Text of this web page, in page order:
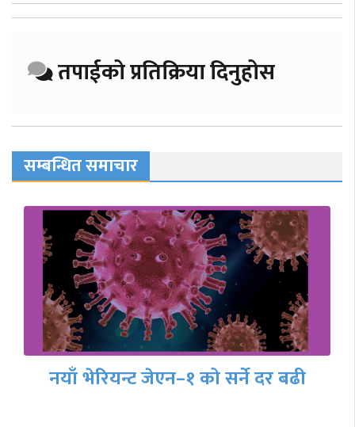
तपाईको प्रतिक्रिया दिनुहोस
सम्बन्धित समाचार
नयाँ भेरियन्ट जेएन–१ को सर्ने दर बढी